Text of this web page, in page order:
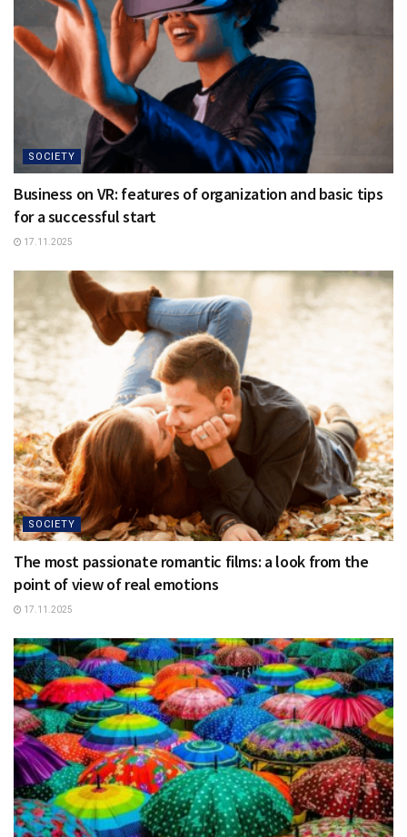
SOCIETY
Business on VR: features of organization and basic tips
for a successful start
17.11.2025
SOCIETY
The most passionate romantic films: a look from the
point of view of real emotions
17.11.2025